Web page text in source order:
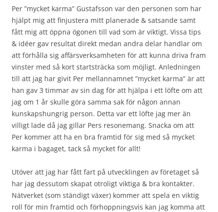
Per ”mycket karma” Gustafsson var den personen som har
hjälpt mig att finjustera mitt planerade & satsande samt
fått mig att öppna ögonen till vad som är viktigt. Vissa tips
& idéer gav resultat direkt medan andra delar handlar om
att förhålla sig affärsverksamheten för att kunna driva fram
vinster med så kort startsträcka som möjligt. Anledningen
till att jag har givit Per mellannamnet ”mycket karma” är att
han gav 3 timmar av sin dag för att hjälpa i ett löfte om att
jag om 1 år skulle göra samma sak för någon annan
kunskapshungrig person. Detta var ett löfte jag mer än
villigt lade då jag gillar Pers resonemang. Snacka om att
Per kommer att ha en bra framtid för sig med så mycket
karma i bagaget, tack så mycket för allt!
Utöver att jag har fått fart på utvecklingen av företaget så
har jag dessutom skapat otroligt viktiga & bra kontakter.
Nätverket (som ständigt växer) kommer att spela en viktig
roll för min framtid och förhoppningsvis kan jag komma att